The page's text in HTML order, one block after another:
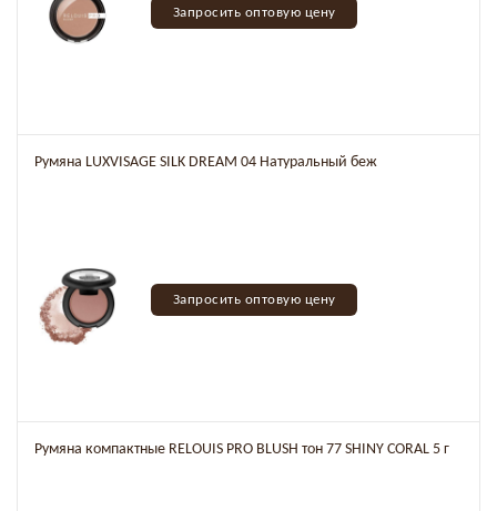
Запросить оптовую цену
Румяна LUXVISAGE SILK DREAM 04 Натуральный беж
Запросить оптовую цену
Румяна компактные RELOUIS PRO BLUSH тон 77 SHINY CORAL 5 г